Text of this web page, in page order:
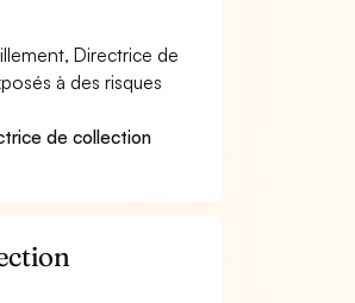
Directrice de
à des risques
de collection